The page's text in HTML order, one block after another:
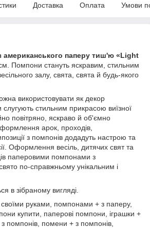
Доставка Оплата Умови
американського паперу тиш'ю «Light
Помпони стануть яскравим, стильним
залу, свята, свята й будь-якого
використовувати як декор
слугують стильним прикрасою виїзної
повітряно, яскраво й об'ємно
арок, проходів,
з помпонів додадуть настрою та
Оформлення весіль, дитячих свят та
паперовими помпонами з
по-справжньому унікальним і
в зібраному вигляді.
руками, помпонами + з паперу,
купити, паперові помпони, іграшки +
помпонів, помени + з помпонів,